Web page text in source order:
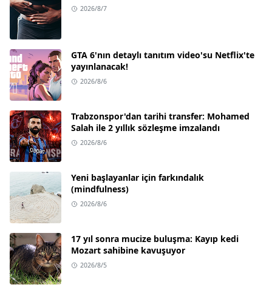
2026/8/7
GTA 6'nın detaylı tanıtım video'su Netflix'te
yayınlanacak!
2026/8/6
Trabzonspor'dan tarihi transfer: Mohamed
Salah ile 2 yıllık sözleşme imzalandı
2026/8/6
Yeni başlayanlar için farkındalık
(mindfulness)
2026/8/6
17 yıl sonra mucize buluşma: Kayıp kedi
Mozart sahibine kavuşuyor
2026/8/5